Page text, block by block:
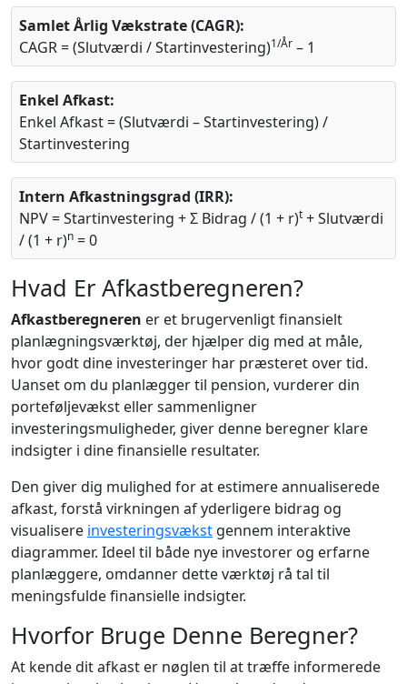
Samlet Årlig Vækstrate (CAGR):
CAGR = (Slutværdi / Startinvestering)1/År – 1
Enkel Afkast:
Enkel Afkast = (Slutværdi – Startinvestering) /
Startinvestering
Intern Afkastningsgrad (IRR):
NPV = Startinvestering + Σ Bidrag / (1 + r)t + Slutværdi
/ (1 + r)n = 0
Hvad Er Afkastberegneren?
Afkastberegneren er et brugervenligt finansielt
planlægningsværktøj, der hjælper dig med at måle,
hvor godt dine investeringer har præsteret over tid.
Uanset om du planlægger til pension, vurderer din
porteføljevækst eller sammenligner
investeringsmuligheder, giver denne beregner klare
indsigter i dine finansielle resultater.
Den giver dig mulighed for at estimere annualiserede
afkast, forstå virkningen af yderligere bidrag og
visualisere investeringsvækst gennem interaktive
diagrammer. Ideel til både nye investorer og erfarne
planlæggere, omdanner dette værktøj rå tal til
meningsfulde finansielle indsigter.
Hvorfor Bruge Denne Beregner?
At kende dit afkast er nøglen til at træffe informerede